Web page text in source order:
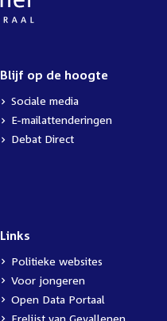
Blijf op de hoogte
Sociale media
E-mailattenderingen
Debat Direct
Links
Politieke websites
Voor jongeren
Open Data Portaal
Erelijst van Gevallenen